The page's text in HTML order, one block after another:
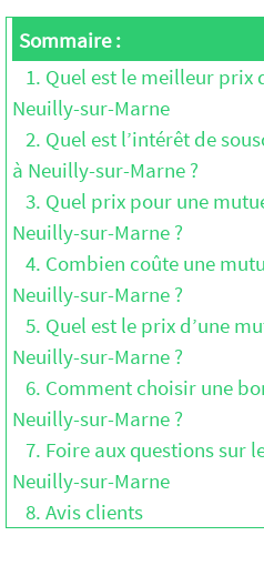
Sommaire :
1. Quel est le meilleur prix
Neuilly-sur-Marne
2. Quel est l’intérêt de
à Neuilly-sur-Marne ?
3. Quel prix pour une
Neuilly-sur-Marne ?
4. Combien coûte une
Neuilly-sur-Marne ?
5. Quel est le prix d’une
Neuilly-sur-Marne ?
6. Comment choisir une
Neuilly-sur-Marne ?
7. Foire aux questions sur
Neuilly-sur-Marne
8. Avis clients